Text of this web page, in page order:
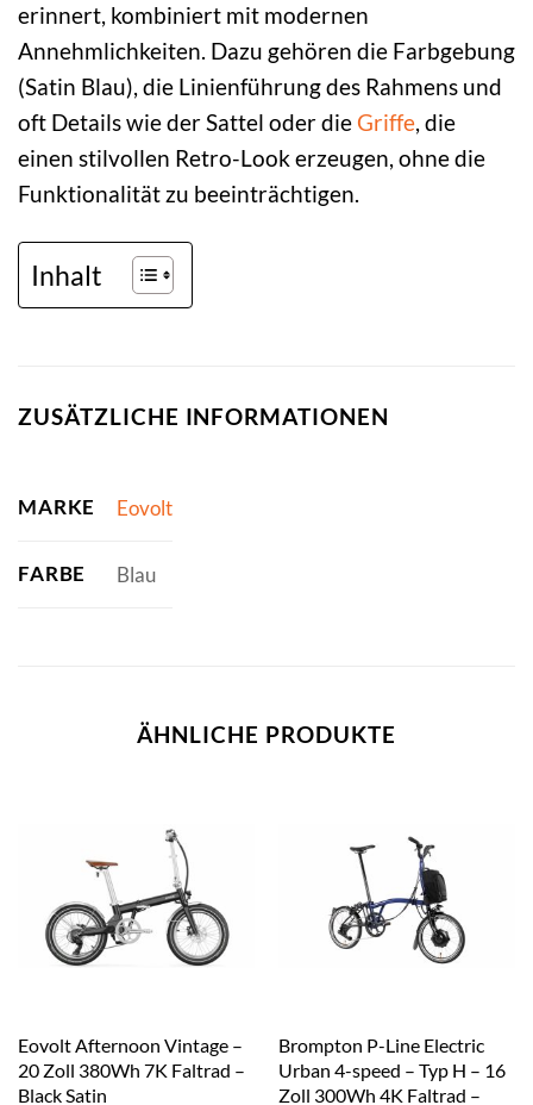
erinnert, kombiniert mit modernen
Annehmlichkeiten. Dazu gehören die Farbgebung
(Satin Blau), die Linienführung des Rahmens und
oft Details wie der Sattel oder die Griffe, die
einen stilvollen Retro-Look erzeugen, ohne die
Funktionalität zu beeinträchtigen.
Inhalt
ZUSÄTZLICHE INFORMATIONEN
MARKE Eovolt
FARBE Blau
ÄHNLICHE PRODUKTE
Eovolt Afternoon Vintage –
20 Zoll 380Wh 7K Faltrad –
Black Satin
Brompton P-Line Electric
Urban 4-speed – Typ H – 16
Zoll 300Wh 4K Faltrad –